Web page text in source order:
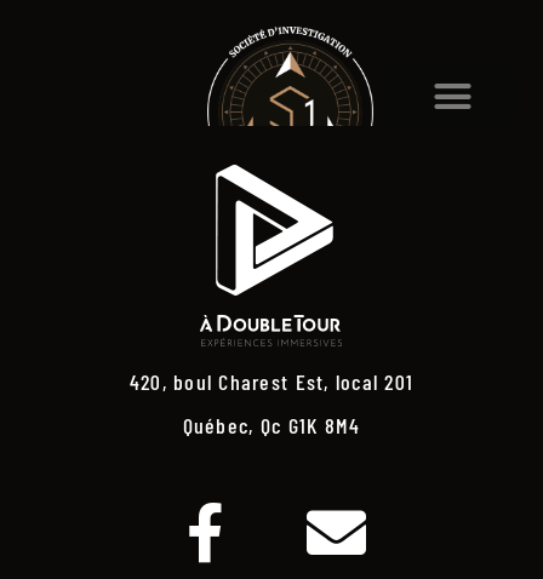
420, boul Charest Est, local 201
Québec, Qc G1K 8M4